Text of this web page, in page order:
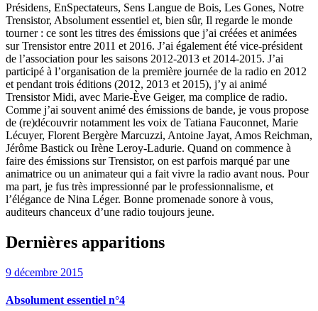
Présidens, EnSpectateurs, Sens Langue de Bois, Les Gones, Notre
Trensistor, Absolument essentiel et, bien sûr, Il regarde le monde
tourner : ce sont les titres des émissions que j’ai créées et animées
sur Trensistor entre 2011 et 2016. J’ai également été vice-président
de l’association pour les saisons 2012-2013 et 2014-2015. J’ai
participé à l’organisation de la première journée de la radio en 2012
et pendant trois éditions (2012, 2013 et 2015), j’y ai animé
Trensistor Midi, avec Marie-Ève Geiger, ma complice de radio.
Comme j’ai souvent animé des émissions de bande, je vous propose
de (re)découvrir notamment les voix de Tatiana Fauconnet, Marie
Lécuyer, Florent Bergère Marcuzzi, Antoine Jayat, Amos Reichman,
Jérôme Bastick ou Irène Leroy-Ladurie. Quand on commence à
faire des émissions sur Trensistor, on est parfois marqué par une
animatrice ou un animateur qui a fait vivre la radio avant nous. Pour
ma part, je fus très impressionné par le professionnalisme, et
l’élégance de Nina Léger. Bonne promenade sonore à vous,
auditeurs chanceux d’une radio toujours jeune.
Dernières apparitions
9 décembre 2015
Absolument essentiel n°4